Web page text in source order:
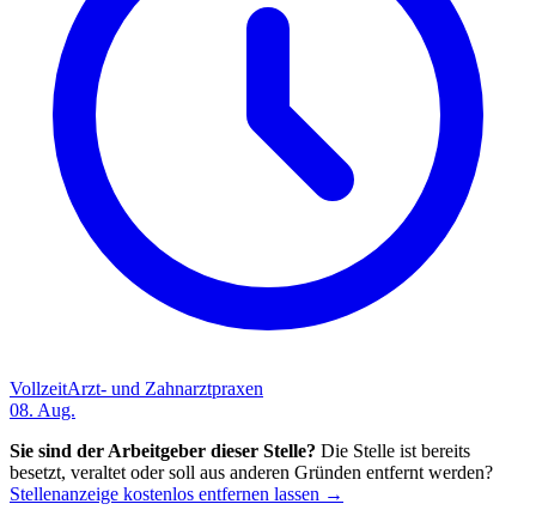
VollzeitArzt- und Zahnarztpraxen
08. Aug.
Sie sind der Arbeitgeber dieser Stelle? Die Stelle ist bereits
besetzt, veraltet oder soll aus anderen Gründen entfernt werden?
Stellenanzeige kostenlos entfernen lassen →